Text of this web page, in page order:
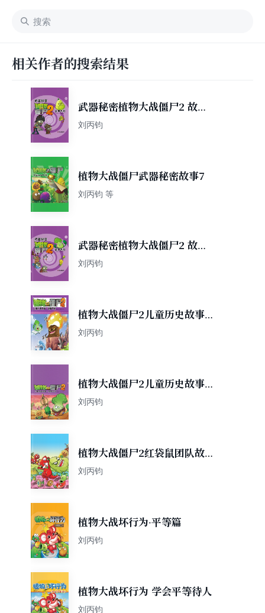
相关作者的搜索结果
武器秘密植物大战僵尸2 故事
系列10
刘丙钧
植物大战僵尸武器秘密故事7
刘丙钧 等
武器秘密植物大战僵尸2 故事
系列5
刘丙钧
植物大战僵尸2儿童历史故事·
北宋时期
刘丙钧
植物大战僵尸2儿童历史故事·
隋唐五代
刘丙钧
植物大战僵尸2红袋鼠团队故
事5
刘丙钧
植物大战坏行为·平等篇
刘丙钧
植物大战坏行为 学会平等待人
刘丙钧